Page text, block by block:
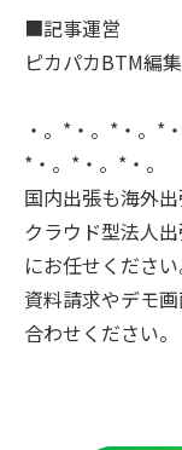
■記事運営
ピカパカBTM編
・。*・。*・。*
*・。*・。*・。
国内出張も海外出
クラウド型法人
にお任せください
資料請求やデモ
合わせください。